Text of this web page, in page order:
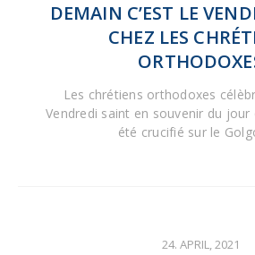
DEMAIN C’EST LE
CHEZ LES
Les chrétiens orthodoxes
Vendredi saint en souvenir du jour
été crucifié sur le
24. APRIL, 2021